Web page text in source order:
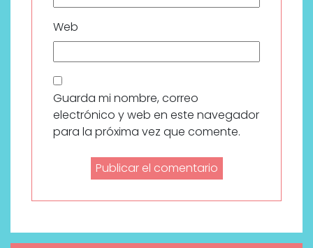
Web
Guarda mi nombre, correo
electrónico y web en este navegador
para la próxima vez que comente.